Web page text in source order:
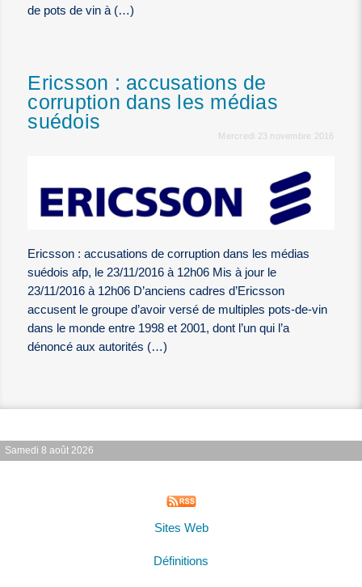
de pots de vin à (…)
Ericsson : accusations de
corruption dans les médias
suédois
Mercredi 23 novembre 2016
Ericsson : accusations de corruption dans les médias
suédois afp, le 23/11/2016 à 12h06 Mis à jour le
23/11/2016 à 12h06 D’anciens cadres d’Ericsson
accusent le groupe d’avoir versé de multiples pots-de-vin
dans le monde entre 1998 et 2001, dont l’un qui l’a
dénoncé aux autorités (…)
Samedi 8 août 2026
Sites Web
Définitions